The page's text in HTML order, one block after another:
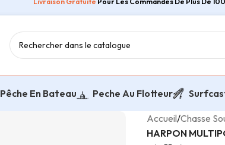
Pêche En Bateau Peche Au Flotteur
Accueil/Chasse
HARPON